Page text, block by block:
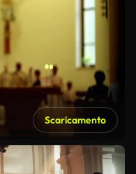
Scaricamento